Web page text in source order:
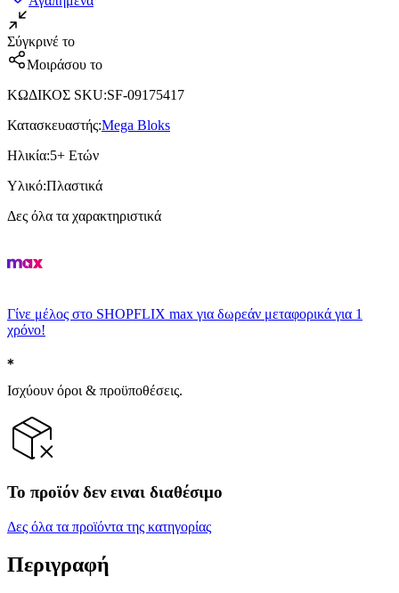
Σύγκρινέ το
Μοιράσου το
ΚΩΔΙΚΟΣ SKU:SF-09175417
Κατασκευαστής:Mega Bloks
Ηλικία:5+ Ετών
Υλικό:Πλαστικά
Δες όλα τα χαρακτηριστικά
Γίνε μέλος στο SHOPFLIX max για δωρεάν μεταφορικά για 1
χρόνο!
Ισχύουν όροι & προϋποθέσεις.
Το προϊόν δεν ειναι διαθέσιμο
Δες όλα τα προϊόντα της κατηγορίας
Περιγραφή